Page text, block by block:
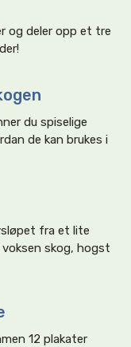
og deler opp et tre
du spiselige
de kan brukes i
fra et lite
skog, hogst
12 plakater